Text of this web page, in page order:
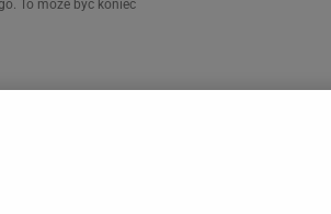
To może być koniec